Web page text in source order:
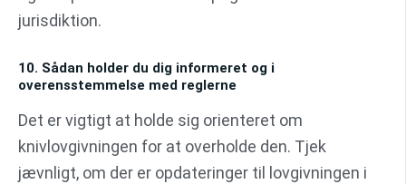
jurisdiktion.
10. Sådan holder du dig informeret og i
overensstemmelse med reglerne
Det er vigtigt at holde sig orienteret om
knivlovgivningen for at overholde den. Tjek
jævnligt, om der er opdateringer til lovgivningen i